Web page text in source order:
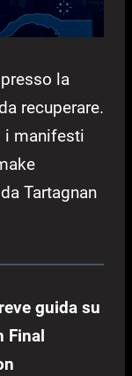
la
recuperare.
i manifesti
Tartagnan
guida su
Final